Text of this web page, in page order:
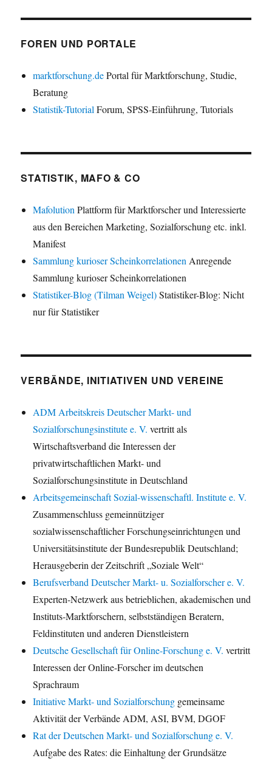
FOREN UND PORTALE
marktforschung.dePortal für Marktforschung, Studie,
Beratung
Statistik-Tutorial Forum, SPSS-Einführung, Tutorials
STATISTIK, MAFO & CO
Mafolution Plattform für Marktforscher und Interessierte
aus den Bereichen Marketing, Sozialforschung etc. inkl.
Manifest
Sammlung kurioser Scheinkorrelationen Anregende
Sammlung kurioser Scheinkorrelationen
Statistiker-Blog (Tilman Weigel)Statistiker-Blog: Nicht
nur für Statistiker
VERBÄNDE, INITIATIVEN UND VEREINE
ADM Arbeitskreis Deutscher Markt- und
Sozialforschungsinstitute e. V. vertritt als
Wirtschaftsverband die Interessen der
privatwirtschaftlichen Markt- und
Sozialforschungsinstitute in Deutschland
Arbeitsgemeinschaft Sozial-wissenschaftl. Institute e. V.
Zusammenschluss gemeinnütziger
sozialwissenschaftlicher Forschungseinrichtungen und
Universitätsinstitute der Bundesrepublik Deutschland;
Herausgeberin der Zeitschrift „Soziale Welt“
Berufsverband Deutscher Markt- u. Sozialforscher e. V.
Experten-Netzwerk aus betrieblichen, akademischen und
Instituts-Marktforschern, selbstständigen Beratern,
Feldinstituten und anderen Dienstleistern
Deutsche Gesellschaft für Online-Forschung e. V. vertritt
Interessen der Online-Forscher im deutschen
Sprachraum
Initiative Markt- und Sozialforschung gemeinsame
Aktivität der Verbände ADM, ASI, BVM, DGOF
Rat der Deutschen Markt- und Sozialforschung e. V.
Aufgabe des Rates: die Einhaltung der Grundsätze